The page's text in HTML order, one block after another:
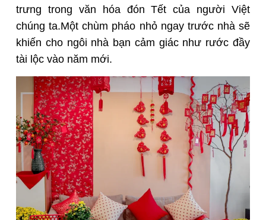
trưng trong văn hóa đón Tết của người Việt
chúng ta.Một chùm pháo nhỏ ngay trước nhà sẽ
khiến cho ngôi nhà bạn cảm giác như rước đầy
tài lộc vào năm mới.